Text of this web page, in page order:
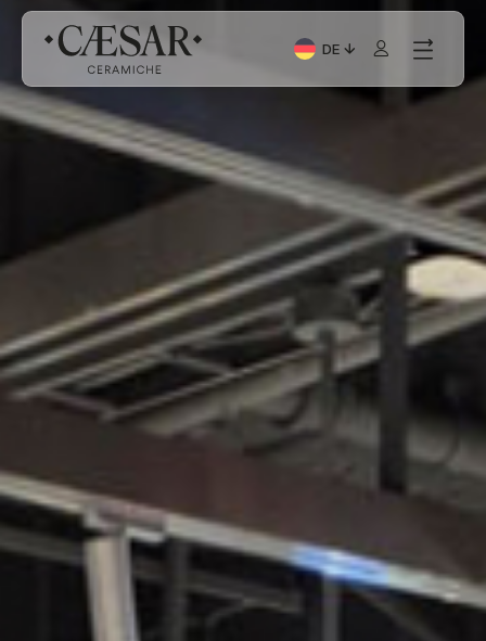
DE
Aktuelle Sprache: